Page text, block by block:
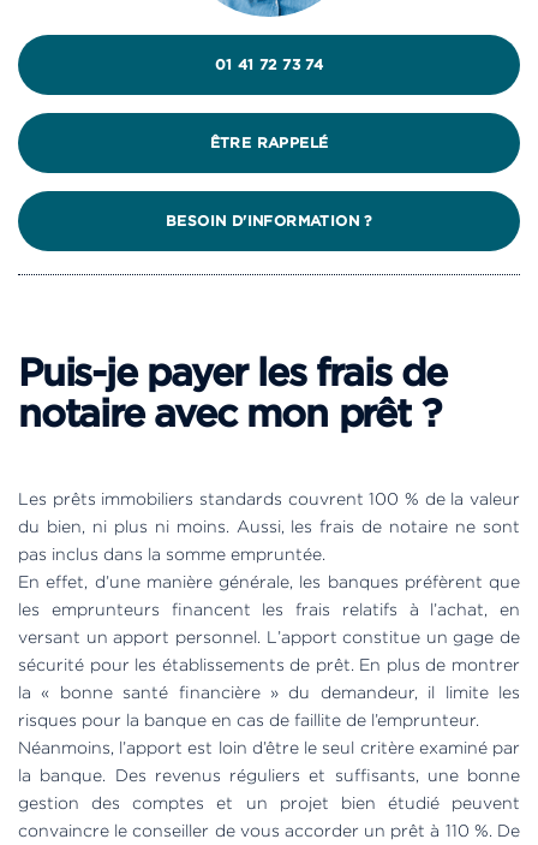
01 41 72 73 74
ÊTRE RAPPELÉ
BESOIN D'INFORMATION ?
Puis-je payer les frais de
notaire avec mon prêt ?
Les prêts immobiliers standards couvrent 100 % de la valeur
du bien, ni plus ni moins. Aussi, les frais de notaire ne sont
pas inclus dans la somme empruntée.
En effet, d’une manière générale, les banques préfèrent que
les emprunteurs financent les frais relatifs à l’achat, en
versant un apport personnel. L’apport constitue un gage de
sécurité pour les établissements de prêt. En plus de montrer
la « bonne santé financière » du demandeur, il limite les
risques pour la banque en cas de faillite de l’emprunteur.
Néanmoins, l’apport est loin d’être le seul critère examiné par
la banque. Des revenus réguliers et suffisants, une bonne
gestion des comptes et un projet bien étudié peuvent
convaincre le conseiller de vous accorder un prêt à 110 %. De